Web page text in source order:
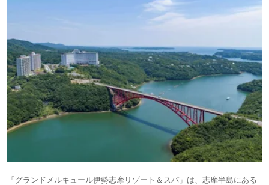
「グランドメルキュール伊勢志摩リゾート＆スパ」は、志摩半島にある